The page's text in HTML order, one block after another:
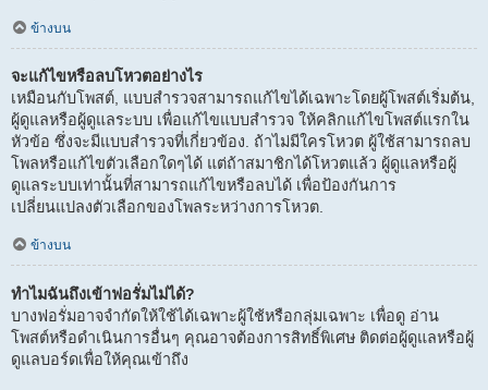
ข้างบน
จะแก้ไขหรือลบโหวตอย่างไร
เหมือนกับโพสต์, แบบสำรวจสามารถแก้ไขได้เฉพาะโดยผู้โพสต์เริ่มต้น,
ผู้ดูแลหรือผู้ดูแลระบบ เพื่อแก้ไขแบบสำรวจ ให้คลิกแก้ไขโพสต์แรกใน
หัวข้อ ซึ่งจะมีแบบสำรวจที่เกี่ยวข้อง. ถ้าไม่มีใครโหวต ผู้ใช้สามารถลบ
โพลหรือแก้ไขตัวเลือกใดๆได้ แต่ถ้าสมาชิกได้โหวตแล้ว ผู้ดูแลหรือผู้
ดูแลระบบเท่านั้นที่สามารถแก้ไขหรือลบได้ เพื่อป้องกันการ
เปลี่ยนแปลงตัวเลือกของโพลระหว่างการโหวต.
ข้างบน
ทำไมฉันถึงเข้าฟอรั่มไม่ได้?
บางฟอรั่มอาจจำกัดให้ใช้ได้เฉพาะผู้ใช้หรือกลุ่มเฉพาะ เพื่อดู อ่าน
โพสต์หรือดำเนินการอื่นๆ คุณอาจต้องการสิทธิ์พิเศษ ติดต่อผู้ดูแลหรือผู้
ดูแลบอร์ดเพื่อให้คุณเข้าถึง